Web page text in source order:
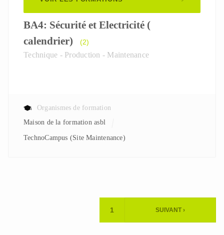
BA4: Sécurité et Electricité (
calendrier)
(2)
Technique - Production - Maintenance
Organismes de formation
Maison de la formation asbl
TechnoCampus (Site Maintenance)
PAGE
1 SUIVANT ›